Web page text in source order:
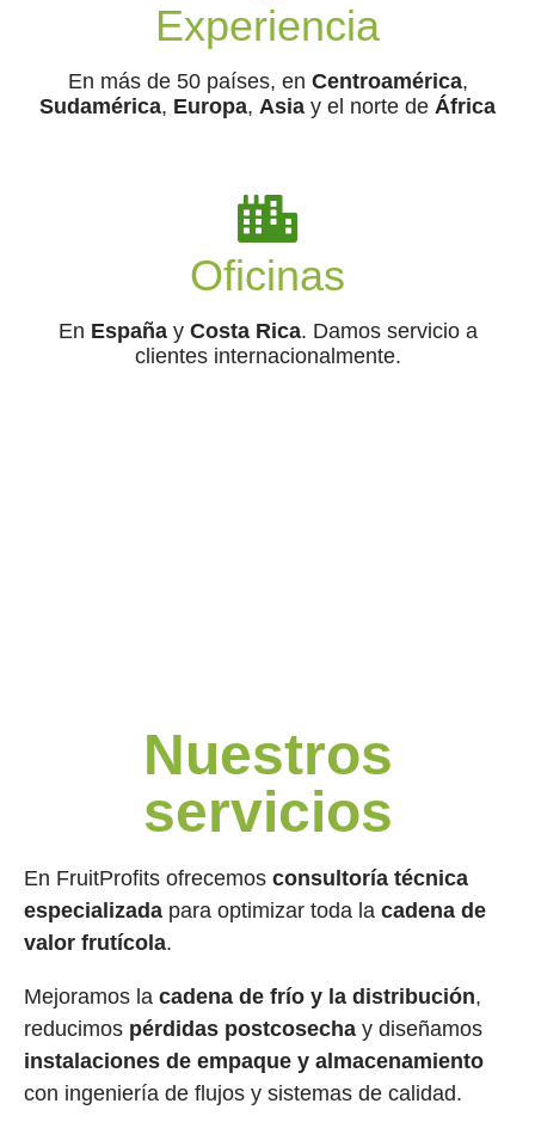
Experiencia
En más de 50 países, en Centroamérica,
Sudamérica, Europa, Asia y el norte de África
Oficinas
En Españay Costa Rica. Damos servicio a
clientes internacionalmente.
Nuestros
servicios
En FruitProfits ofrecemos consultoría técnica
especializada para optimizar toda la cadena de
valor frutícola.
Mejoramos la cadena de frío y la distribución,
reducimos pérdidas postcosecha y diseñamos
instalaciones de empaque y almacenamiento
con ingeniería de flujos y sistemas de calidad.